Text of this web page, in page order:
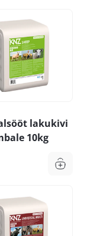
lakukivi
10kg